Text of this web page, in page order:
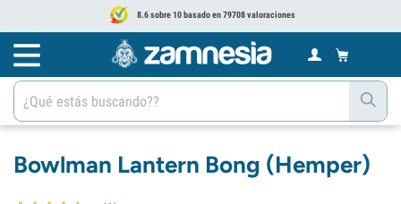
8.6 sobre 10 basado en 79708 valoraciones
Bowlman Lantern Bong (Hemper)